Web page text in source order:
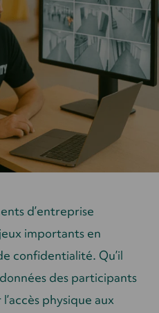
d’entreprise
importants en
confidentialité. Qu’il
des participants
physique aux